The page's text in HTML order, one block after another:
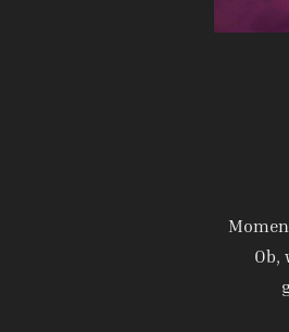
Ob,